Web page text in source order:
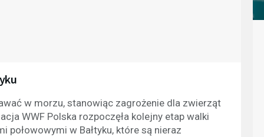
w morzu, stanowiąc zagrożenie dla zwierząt
WWF Polska rozpoczęła kolejny etap walki
połowowymi w Bałtyku, które są nieraz